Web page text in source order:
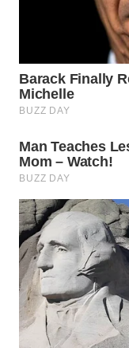
WAHANANEWS
ID
WAHANANEWS
WAHANA
SPORT
WAHANA
UMKM